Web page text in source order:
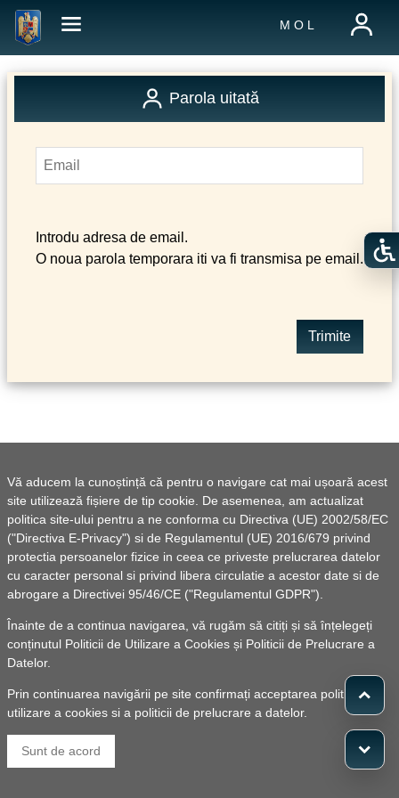
Vă aducem la cunoștință că pentru o navigare cat mai ușoară acest
site utilizează fișiere de tip cookie. De asemenea, am actualizat
politica site-ului pentru a ne conforma cu Directiva (UE) 2002/58/EC
("Directiva E-Privacy") si de Regulamentul (UE) 2016/679 privind
protectia persoanelor fizice in ceea ce priveste prelucrarea datelor
cu caracter personal si privind libera circulatie a acestor date si de
abrogare a Directivei 95/46/CE ("Regulamentul GDPR").
Înainte de a continua navigarea, vă rugăm să citiți și să înțelegeți
conținutul Politicii de Utilizare a Cookies și Politicii de Prelucrare a
Datelor.
Prin continuarea navigării pe site confirmați acceptarea politicii de
utilizare a cookies si a politicii de prelucrare a datelor.
Sunt de acord
M O L
Parola uitată
Introdu adresa de email.
O noua parola temporara iti va fi transmisa pe email.